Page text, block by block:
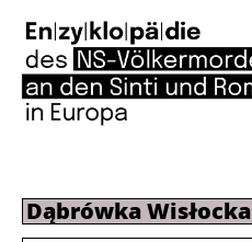
Dąbrówka Wisłocka